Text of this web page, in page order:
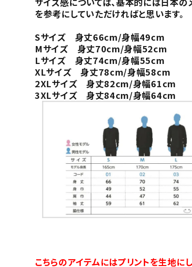
を参考にしていただければと思います。
Sサイズ 身丈66cm/身幅49cm
Mサイズ 身丈70cm/身幅52cm
Lサイズ 身丈74cm/身幅55cm
XLサイズ 身丈78cm/身幅58cm
2XLサイズ 身丈82cm/身幅61cm
3XLサイズ 身丈84cm/身幅64cm
こちらのアイテムにはプリントを生地に